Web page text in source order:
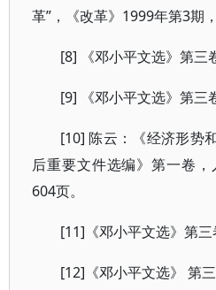
革”，《改革》1999年第3期
[8] 《邓小平文选》第三
[9] 《邓小平文选》第三
[10] 陈云：《经济形势
后重要文件选编》第一卷
604页。
[11]《邓小平文选》第三
[12]《邓小平文选》 第